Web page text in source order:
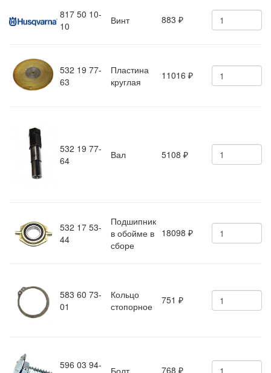
817 50 10-
10
Винт 883 ₽
532 19 77-
63
Пластина
круглая
11016 ₽
532 19 77-
64
Вал 5108 ₽
532 17 53-
44
Подшипник
в обойме в
сборе
18098 ₽
583 60 73-
01
Кольцо
стопорное
751 ₽
596 03 94-
Болт 768 ₽